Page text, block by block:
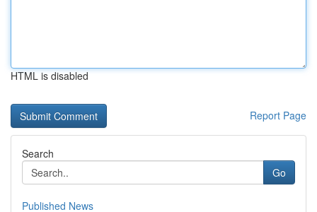
HTML is disabled
Report Page
Search
Go
Published News